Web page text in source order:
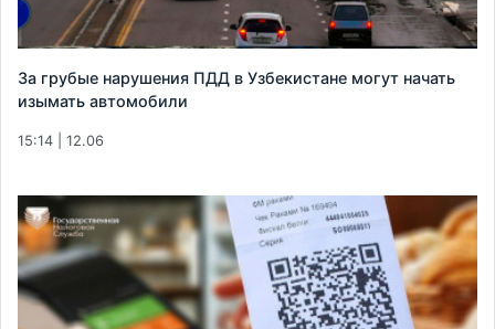
За грубые нарушения ПДД в Узбекистане могут начать
изымать автомобили
15:14 | 12.06